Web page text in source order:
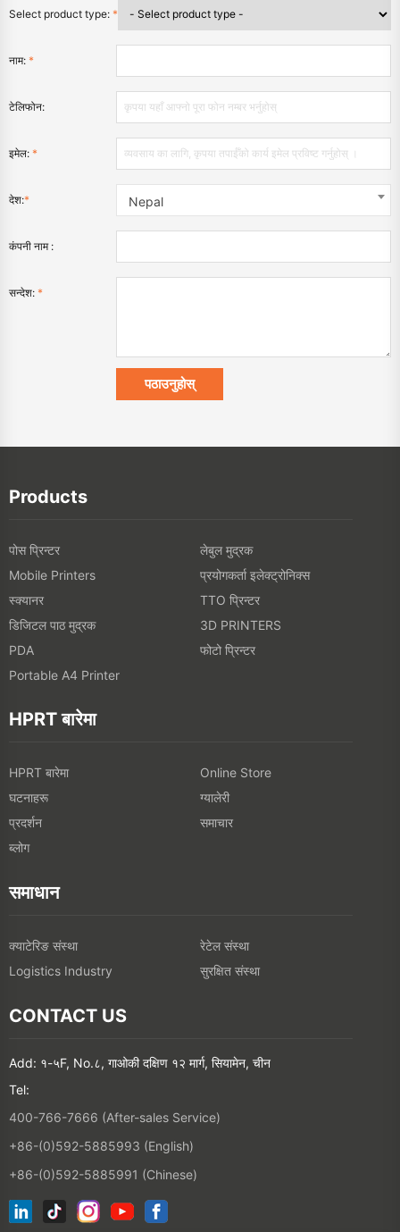
Select product type: *
नाम: *
टेलिफोन:
इमेल: *
देश:* Nepal
कंपनी नाम :
सन्देश: *
Products
पोस प्रिन्टर
लेबुल मुद्रक
Mobile Printers
प्रयोगकर्ता इलेक्ट्रोनिक्स
स्क्यानर
TTO प्रिन्टर
डिजिटल पाठ मुद्रक
3D PRINTERS
PDA
फोटो प्रिन्टर
Portable A4 Printer
HPRT बारेमा
HPRT बारेमा
Online Store
घटनाहरू
ग्यालेरी
प्रदर्शन
समाचार
ब्लोग
समाधान
क्याटेरिङ संस्था
रेटेल संस्था
Logistics Industry
सुरक्षित संस्था
CONTACT US
Add: १-५F, No.८, गाओकी दक्षिण १२ मार्ग, सियामेन, चीन
Tel:
400-766-7666 (After-sales Service)
+86-(0)592-5885993 (English)
+86-(0)592-5885991 (Chinese)